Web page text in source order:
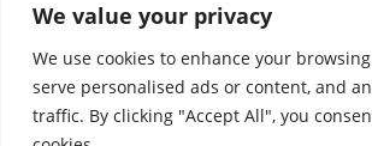
We value your privacy
We use cookies to enhance your
serve personalised ads or content, and
traffic. By clicking "Accept All", you